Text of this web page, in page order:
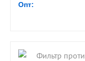
Опт: